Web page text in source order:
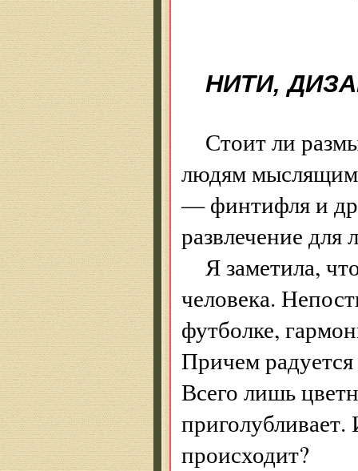
НИТИ,
Стоит ли
людям мыслящим
— финтифля и
развлечение
Я заметила,
человека.
футболке,
Причем
Всего лишь
происходит?